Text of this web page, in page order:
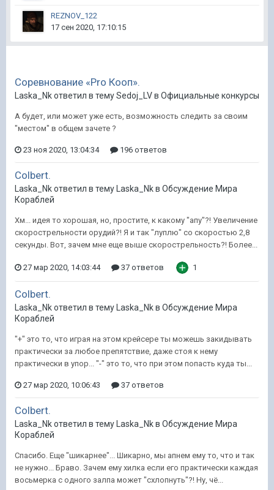
REZNOV_122
17 сен 2020, 17:10:15
Соревнование «Pro Кооп».
Laska_Nk ответил в тему Sedoj_LV в Официальные конкурсы
А будет, или может уже есть, возможность следить за своим
"местом" в общем зачете ?
23 ноя 2020, 13:04:34 196 ответов
Сolbert.
Laska_Nk ответил в тему Laska_Nk в Обсуждение Мира
Кораблей
Хм... идея то хорошая, но, простите, к какому "апу"?! Увеличение
скорострельности орудий?! Я и так "луплю" со скоростью 2,8
секунды. Вот, зачем мне еще выше скорострельность?! Более...
27 мар 2020, 14:03:44 37 ответов 1
Сolbert.
Laska_Nk ответил в тему Laska_Nk в Обсуждение Мира
Кораблей
"+" это то, что играя на этом крейсере ты можешь закидывать
практически за любое препятствие, даже стоя к нему
практически в упор... "-" это то, что при этом попасть куда ты...
27 мар 2020, 10:06:43 37 ответов
Сolbert.
Laska_Nk ответил в тему Laska_Nk в Обсуждение Мира
Кораблей
Спасибо. Еще "шикарнее"... Шикарно, мы апнем ему то, что и так
не нужно... Браво. Зачем ему хилка если его практически каждая
восьмерка с одного залпа может "схлопнуть"?! Ну, чё...